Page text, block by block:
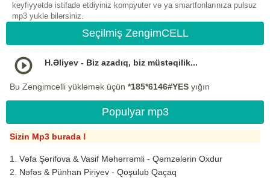
keyfiyyətdə istifadə etdiyiniz kompyuter və ya smartfonlarınıza pulsuz
mp3 yukle bilərsiniz.
Seçilmiş ZengimCELL
H.Əliyev - Biz azadıq, biz müstəqilik...
Bu Zengimcelli yükləmək üçün *185*6146#YES yığın
Populyar mp3
Sizin Mp3 burada !
Vəfa Şərifova & Vasif Məhərrəmli - Qəmzələrin Oxdur
Nəfəs & Pünhan Piriyev - Qoşulub Qaçaq